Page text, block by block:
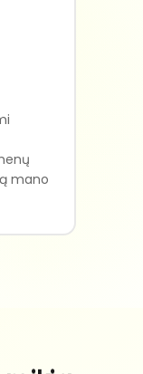
mano